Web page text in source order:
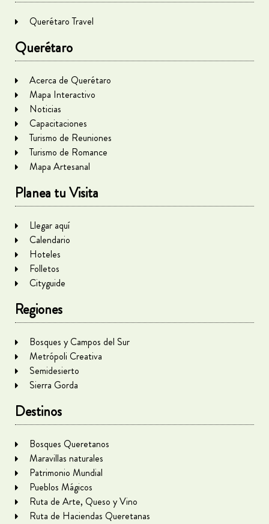
Querétaro Travel
Querétaro
Acerca de Querétaro
Mapa Interactivo
Noticias
Capacitaciones
Turismo de Reuniones
Turismo de Romance
Mapa Artesanal
Planea tu Visita
Llegar aquí
Calendario
Hoteles
Folletos
Cityguide
Regiones
Bosques y Campos del Sur
Metrópoli Creativa
Semidesierto
Sierra Gorda
Destinos
Bosques Queretanos
Maravillas naturales
Patrimonio Mundial
Pueblos Mágicos
Ruta de Arte, Queso y Vino
Ruta de Haciendas Queretanas